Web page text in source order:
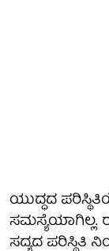
ಯುದ್ಧದ
ಸಮಸ್ಯೆಯಾಗಿಲ್ಲ.
ಸದ್ಯದ ಪರಿಸ್ಥಿತಿ